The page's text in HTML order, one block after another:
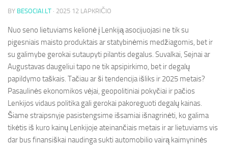
BY BESOCIAI.LT · 2025 12 LAPKRIČIO
Nuo seno lietuviams kelionė į Lenkiją asocijuojasi ne tik su
pigesniais maisto produktais ar statybinėmis medžiagomis, bet ir
su galimybe gerokai sutaupyti pilantis degalus. Suvalkai, Sejnai ar
Augustavas daugeliui tapo ne tik apsipirkimo, bet ir degalų
papildymo taškais. Tačiau ar ši tendencija išliks ir 2025 metais?
Pasaulinės ekonomikos vėjai, geopolitiniai pokyčiai ir pačios
Lenkijos vidaus politika gali gerokai pakoreguoti degalų kainas.
Šiame straipsnyje pasistengsime išsamiai išnagrinėti, ko galima
tikėtis iš kuro kainų Lenkijoje ateinančiais metais ir ar lietuviams vis
dar bus finansiškai naudinga sukti automobilio vairą kaimyninės